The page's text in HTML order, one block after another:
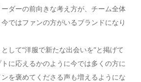
ダーの前向きな考え方が、チーム全体
ではファンの方がいるブランドになり
して“洋服で新たな出会いを”と掲げて
に応えるかのように今では多くの方に
を褒めてくださる声も増えるようにな